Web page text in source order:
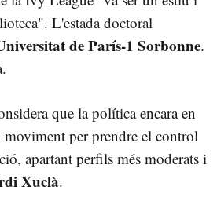
L'estada doctoral
de París-1 Sorbonne.
que la política encara en
moviment per prendre el control
apartant perfils més moderats i
Xuclà.